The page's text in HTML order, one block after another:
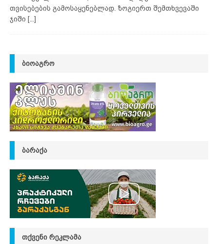
თვისებების გამოსაყენებლად. ზოგიერთ შემთხვევაში
ჯიში [...]
ᲑᲘᲝᲐᲒᲠᲝ
ᲑᲐᲠᲐᲥᲐ
ᲗᲥᲕᲔᲜᲘ ᲠᲔᲙᲚᲐᲛᲐ